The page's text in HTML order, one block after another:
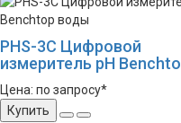
PHS-3C Цифровой
измеритель pH
Цена: по запросу*
Купить